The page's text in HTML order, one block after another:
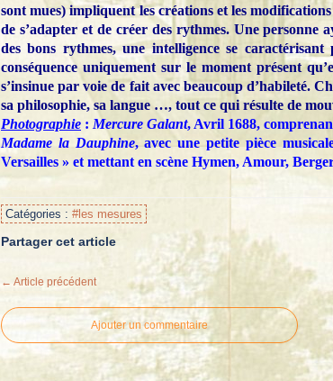
sont mues) impliquent les créations et les
de s’adapter et de créer des rythmes. Une personne
des bons rythmes, une intelligence se
conséquence uniquement sur le moment présent
s’insinue par voie de fait avec beaucoup d’habileté.
sa philosophie, sa langue …, tout ce qui résulte de
Photographie : Mercure Galant, Avril 1688,
Madame la Dauphine, avec une petite pièce
Versailles » et mettant en scène Hymen, Amour,
Catégories : #les mesures
Partager cet article
← Article précédent
Ajouter un commentaire